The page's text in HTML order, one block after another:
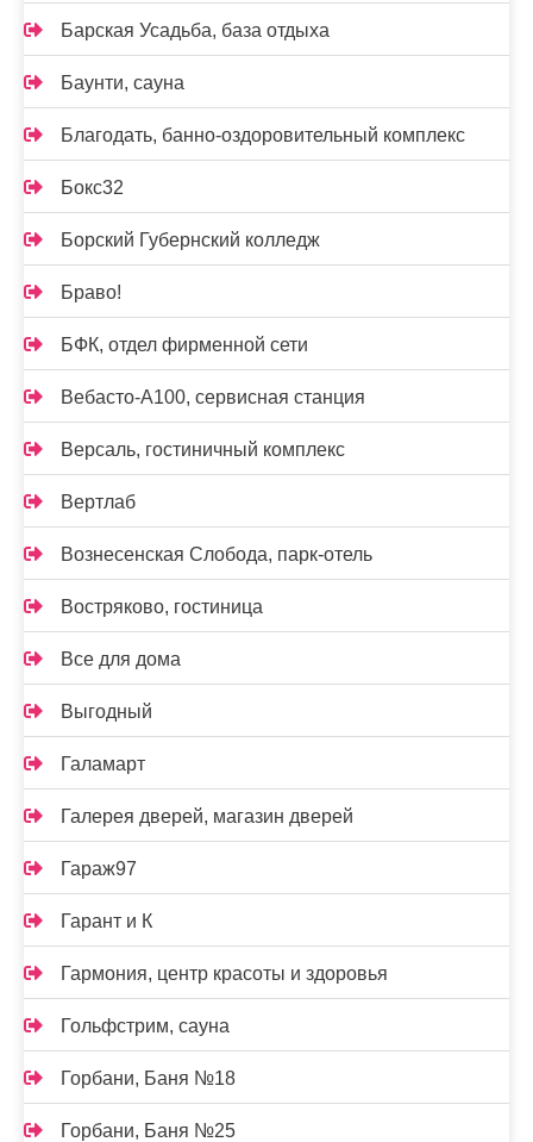
Барская Усадьба, база отдыха
Баунти, сауна
Благодать, банно-оздоровительный комплекс
Бокс32
Борский Губернский колледж
Браво!
БФК, отдел фирменной сети
Вебасто-А100, сервисная станция
Версаль, гостиничный комплекс
Вертлаб
Вознесенская Слобода, парк-отель
Востряково, гостиница
Все для дома
Выгодный
Галамарт
Галерея дверей, магазин дверей
Гараж97
Гарант и К
Гармония, центр красоты и здоровья
Гольфстрим, сауна
Горбани, Баня №18
Горбани, Баня №25